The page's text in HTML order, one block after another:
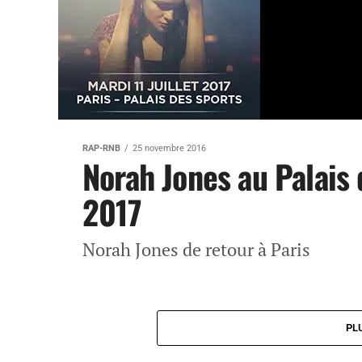
RAP-RNB 25 novembre 2016
Norah Jones au
2017
Norah Jones de retour à Paris